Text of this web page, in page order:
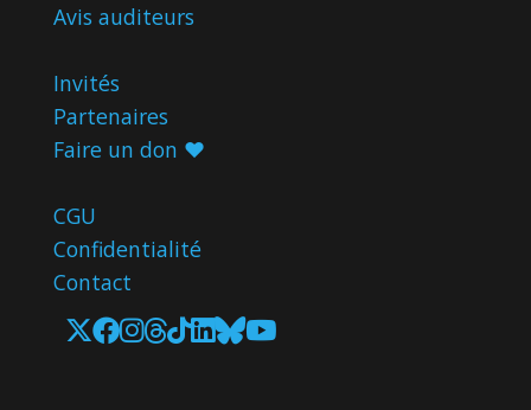
Avis auditeurs
Invités
Partenaires
Faire un don ♥️
CGU
Confidentialité
Contact